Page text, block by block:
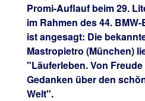
Promi-Auflauf beim 29.
im Rahmen des 44.
ist angesagt: Die
Mastropietro (München)
"Läuferleben. Von
Gedanken über den
Welt".